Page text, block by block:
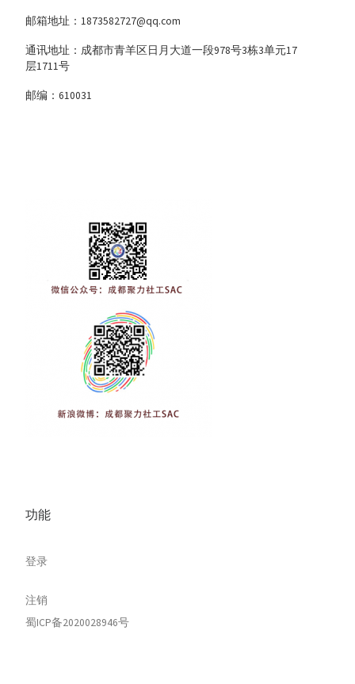
邮箱地址：1873582727@qq.com
通讯地址：成都市青羊区日月大道一段978号3栋3单元17
层1711号
邮编：610031
功能
登录
注销
蜀ICP备2020028946号